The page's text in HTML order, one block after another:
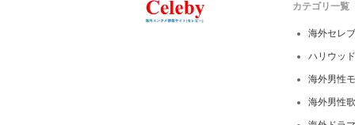
カテゴリ一覧
海外セレ
ハリウッ
海外男性
海外男性